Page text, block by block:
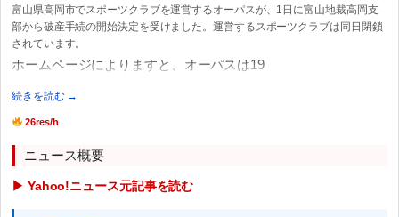
富山県高岡市でスポーツクラブを運営するオーパスが、1日に富山地裁高岡支
部から破産手続の開始決定を受けました。運営するスポーツクラブは同日閉鎖
されています。
ホームページによりますと、オーパスは19
続きを読む →
26res/h
ニュース概要
▶ Yahoo!ニュース元記事を読む